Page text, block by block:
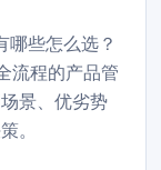
些怎么选？
流程的产品管
景、优劣势
。